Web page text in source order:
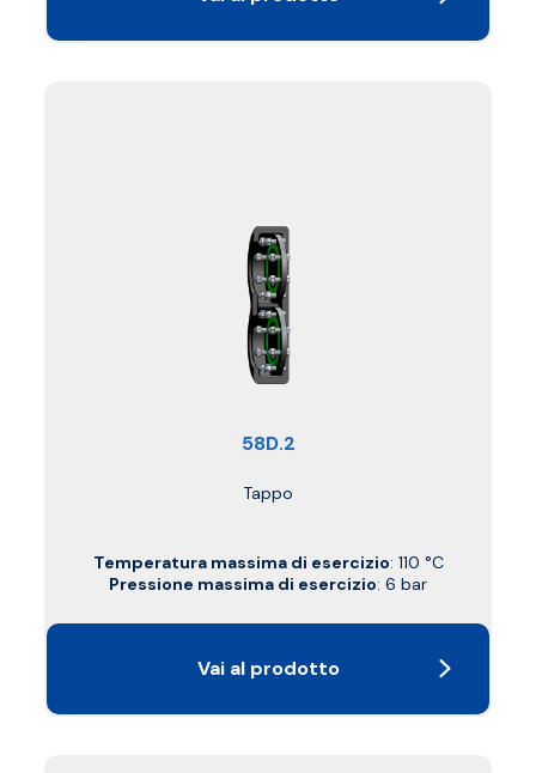
58D.2
Tappo
Temperatura massima di esercizio: 110 °C
Pressione massima di esercizio: 6 bar
Vai al prodotto